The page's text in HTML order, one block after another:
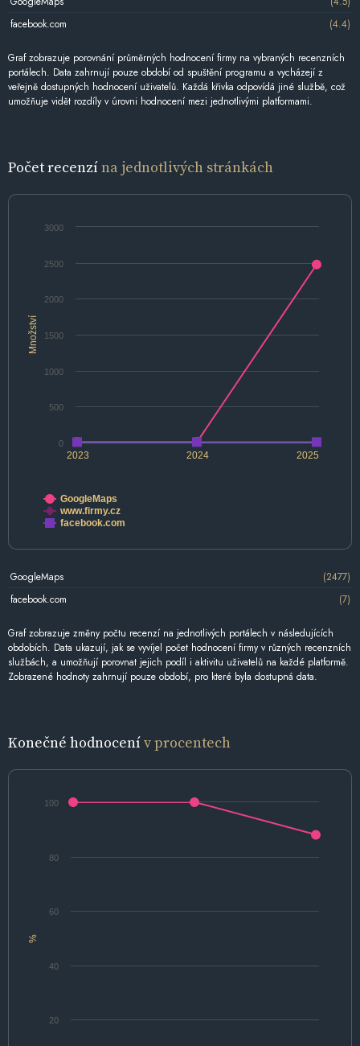
facebook.com
(4.4)
Graf zobrazuje porovnání průměrných hodnocení firmy na vybraných recenzních
portálech. Data zahrnují pouze období od spuštění programu a vycházejí z
veřejně dostupných hodnocení uživatelů. Každá křivka odpovídá jiné službě, což
umožňuje vidět rozdíly v úrovni hodnocení mezi jednotlivými platformami.
Počet recenzína jednotlivých stránkách
Množství
2023 2024 2025
0
500
1000
1500
2000
2500
3000
GoogleMaps
www.firmy.cz
facebook.com
GoogleMaps
(2477)
facebook.com
(7)
Graf zobrazuje změny počtu recenzí na jednotlivých portálech v následujících
obdobích. Data ukazují, jak se vyvíjel počet hodnocení firmy v různých recenzních
službách, a umožňují porovnat jejich podíl i aktivitu uživatelů na každé platformě.
Zobrazené hodnoty zahrnují pouze období, pro které byla dostupná data.
Konečné hodnocenív procentech
%
20
40
60
80
100